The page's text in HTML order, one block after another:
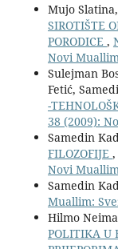
Mujo
SIROTIŠTE
PORODICE ,
Novi
Sulejman
Fetić,
-
38 (2009):
Samedin
FILOZOFIJE ,
Novi
Samedin
Muallim:
Hilmo
POLITIKA U